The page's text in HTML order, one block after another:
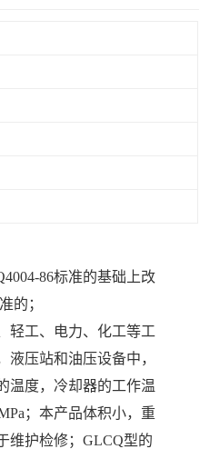
86标准的基础上改
的；
轻工、电力、化工等工
液压站和油压设备中，
温度，冷却器的工作温
；本产品体积小，重
维护检修；GLCQ型的